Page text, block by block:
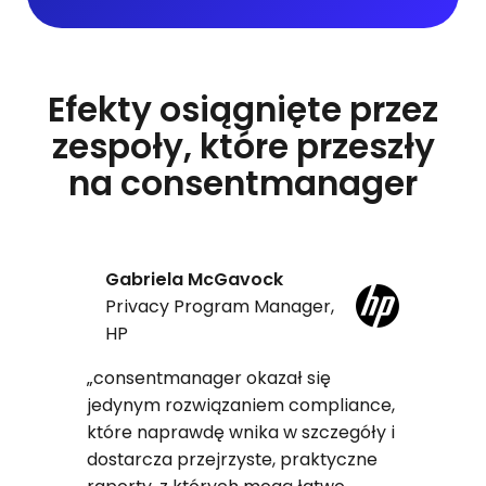
Efekty osiągnięte przez
zespoły, które przeszły
na consentmanager
Gabriela McGavock
Privacy Program Manager,
HP
„consentmanager okazał się
jedynym rozwiązaniem compliance,
które naprawdę wnika w szczegóły i
dostarcza przejrzyste, praktyczne